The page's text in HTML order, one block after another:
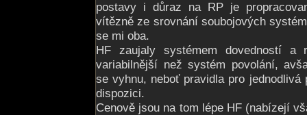
postavy i důraz na RP je
vítězně ze srovnání soubojových
se mi oba.
HF zaujaly systémem dovedností a
variabilnější než systém povolání,
se vyhnu, neboť pravidla pro jednodlivá
dispozici.
Cenově jsou na tom lépe HF (nabízejí